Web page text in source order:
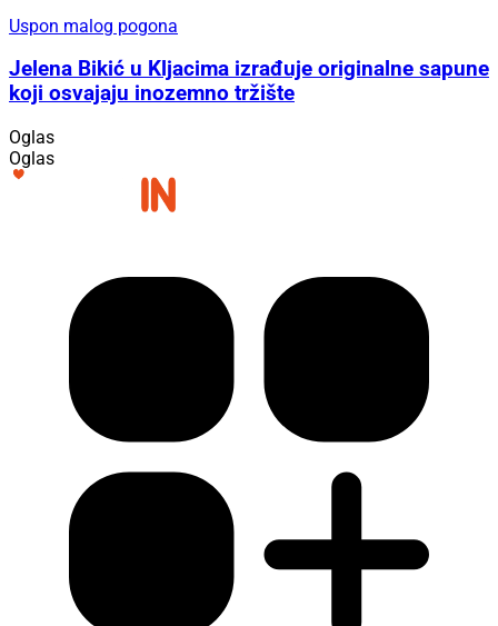
Uspon malog pogona
Jelena Bikić u Kljacima izrađuje originalne sapune
koji osvajaju inozemno tržište
Oglas
Oglas